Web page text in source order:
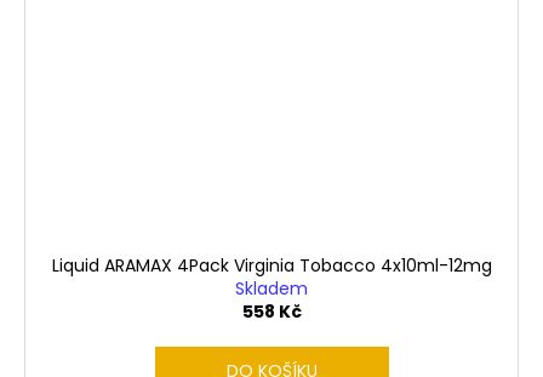
Liquid ARAMAX 4Pack Virginia Tobacco 4x10ml-12mg
Skladem
558 Kč
DO KOŠÍKU